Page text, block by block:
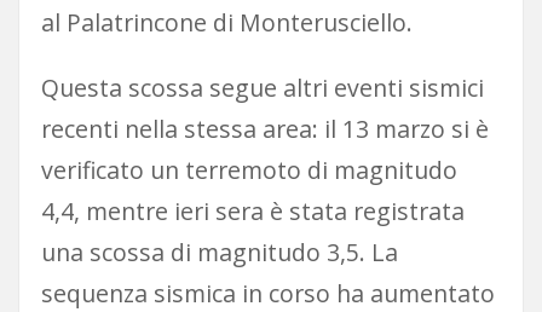
al Palatrincone di Monterusciello.
Questa scossa segue altri eventi sismici
recenti nella stessa area: il 13 marzo si è
verificato un terremoto di magnitudo
4,4, mentre ieri sera è stata registrata
una scossa di magnitudo 3,5. La
sequenza sismica in corso ha aumentato